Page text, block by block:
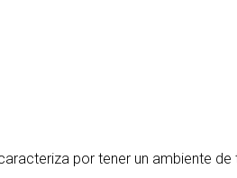
por tener un ambiente